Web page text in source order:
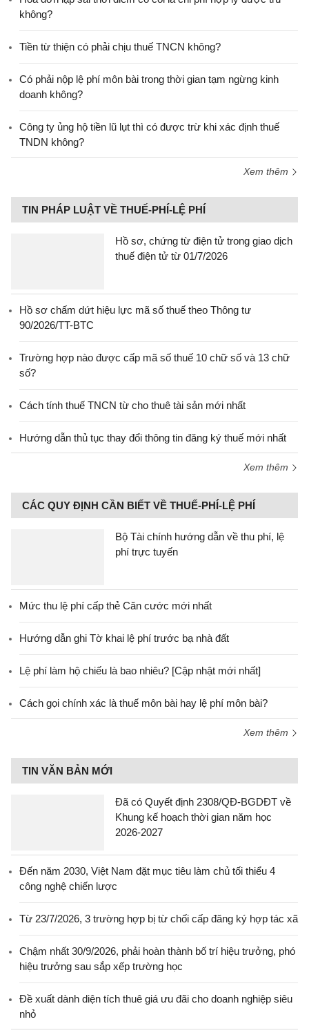
không?
Tiền từ thiện có phải chịu thuế TNCN không?
Có phải nộp lệ phí môn bài trong thời gian tạm ngừng kinh
doanh không?
Công ty ủng hộ tiền lũ lụt thì có được trừ khi xác định thuế
TNDN không?
Xem thêm
TIN PHÁP LUẬT VỀ THUẾ-PHÍ-LỆ PHÍ
Hồ sơ, chứng từ điện tử trong giao dịch
thuế điện tử từ 01/7/2026
Hồ sơ chấm dứt hiệu lực mã số thuế theo Thông tư
90/2026/TT-BTC
Trường hợp nào được cấp mã số thuế 10 chữ số và 13 chữ
số?
Cách tính thuế TNCN từ cho thuê tài sản mới nhất
Hướng dẫn thủ tục thay đổi thông tin đăng ký thuế mới nhất
Xem thêm
CÁC QUY ĐỊNH CẦN BIẾT VỀ THUẾ-PHÍ-LỆ PHÍ
Bộ Tài chính hướng dẫn về thu phí, lệ
phí trực tuyến
Mức thu lệ phí cấp thẻ Căn cước mới nhất
Hướng dẫn ghi Tờ khai lệ phí trước bạ nhà đất
Lệ phí làm hộ chiếu là bao nhiêu? [Cập nhật mới nhất]
Cách gọi chính xác là thuế môn bài hay lệ phí môn bài?
Xem thêm
TIN VĂN BẢN MỚI
Đã có Quyết định 2308/QĐ-BGDĐT về
Khung kế hoạch thời gian năm học
2026-2027
Đến năm 2030, Việt Nam đặt mục tiêu làm chủ tối thiểu 4
công nghệ chiến lược
Từ 23/7/2026, 3 trường hợp bị từ chối cấp đăng ký hợp tác xã
Chậm nhất 30/9/2026, phải hoàn thành bố trí hiệu trưởng, phó
hiệu trưởng sau sắp xếp trường học
Đề xuất dành diện tích thuê giá ưu đãi cho doanh nghiệp siêu
nhỏ